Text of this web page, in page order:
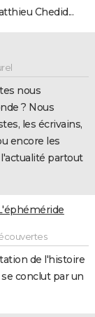
Chedid...
nous
? Nous
les écrivains,
encore les
partout
de l'histoire
conclut par un